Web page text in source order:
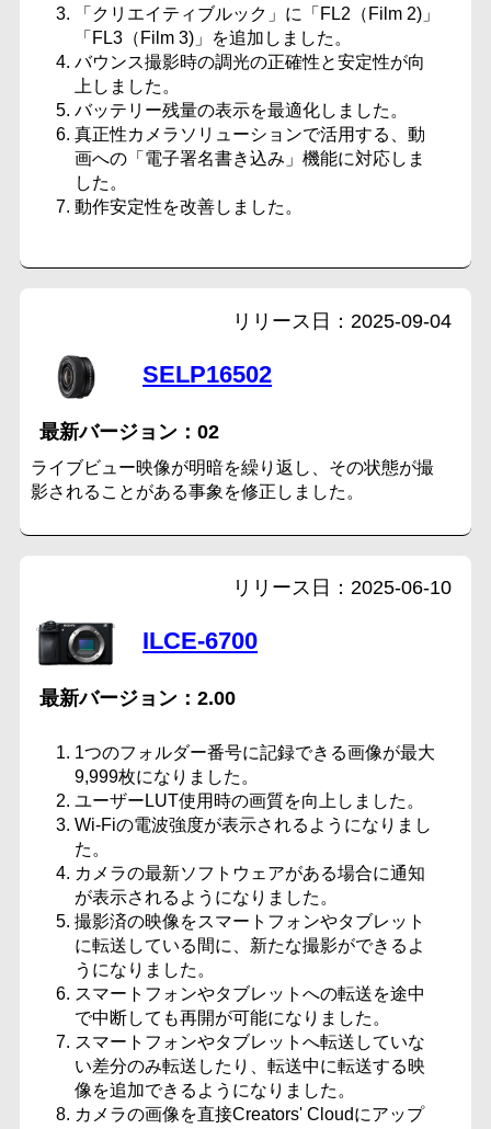
「クリエイティブルック」に「FL2（Film 2)」
「FL3（Film 3)」を追加しました。
バウンス撮影時の調光の正確性と安定性が向
上しました。
バッテリー残量の表示を最適化しました。
真正性カメラソリューションで活用する、動
画への「電子署名書き込み」機能に対応しま
した。
動作安定性を改善しました。
SELP16502
02
2025-09-04
ライブビュー映像が明暗を繰り返し、その状態が撮
影されることがある事象を修正しました。
ILCE-6700
2.00
2025-06-10
1つのフォルダー番号に記録できる画像が最大
9,999枚になりました。
ユーザーLUT使用時の画質を向上しました。
Wi-Fiの電波強度が表示されるようになりまし
た。
カメラの最新ソフトウェアがある場合に通知
が表示されるようになりました。
撮影済の映像をスマートフォンやタブレット
に転送している間に、新たな撮影ができるよ
うになりました。
スマートフォンやタブレットへの転送を途中
で中断しても再開が可能になりました。
スマートフォンやタブレットへ転送していな
い差分のみ転送したり、転送中に転送する映
像を追加できるようになりました。
カメラの画像を直接Creators' Cloudにアップ